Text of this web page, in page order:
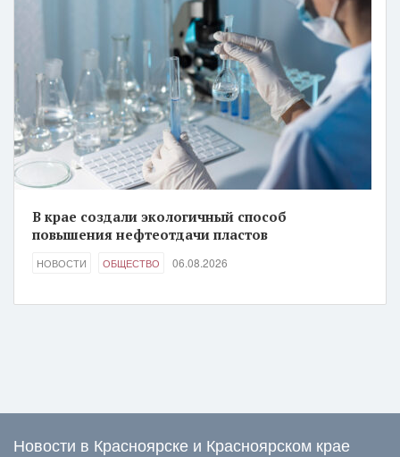
В крае создали экологичный способ
повышения нефтеотдачи пластов
НОВОСТИ ОБЩЕСТВО 06.08.2026
Новости в Красноярске и Красноярском крае